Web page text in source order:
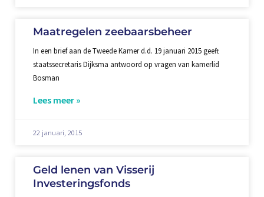
Maatregelen zeebaarsbeheer
In een brief aan de Tweede Kamer d.d. 19 januari 2015 geeft
staatssecretaris Dijksma antwoord op vragen van kamerlid
Bosman
Lees meer »
22 januari, 2015
Geld lenen van Visserij
Investeringsfonds